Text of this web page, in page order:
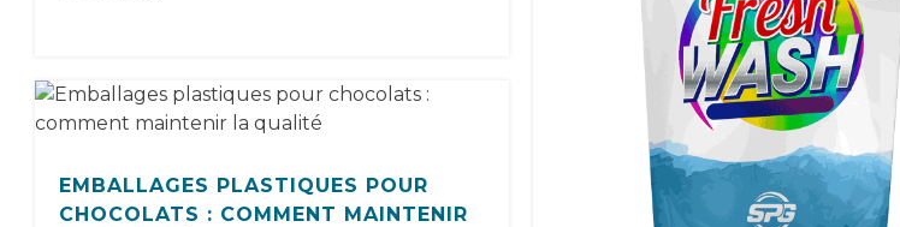
EMBALLAGES PLASTIQUES POUR
CHOCOLATS : COMMENT MAINTENIR